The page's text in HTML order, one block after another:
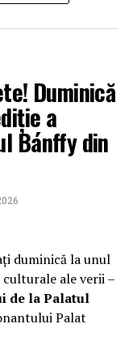
Duminică
a
Bánffy din
duminică la unul
ale verii –
de la Palatul
Palat